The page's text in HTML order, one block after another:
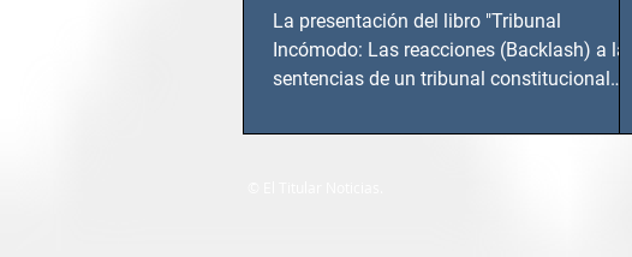
La presentación del libro "Tribunal
Incómodo: Las reacciones (Backlash) a las
sentencias de un tribunal constitucional